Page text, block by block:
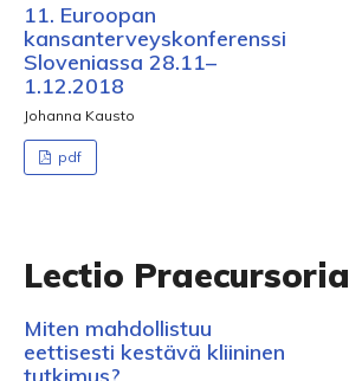
11. Euroopan
kansanterveyskonferenssi
Sloveniassa 28.11–
1.12.2018
Johanna Kausto
pdf
Lectio Praecursoria
Miten mahdollistuu
eettisesti kestävä kliininen